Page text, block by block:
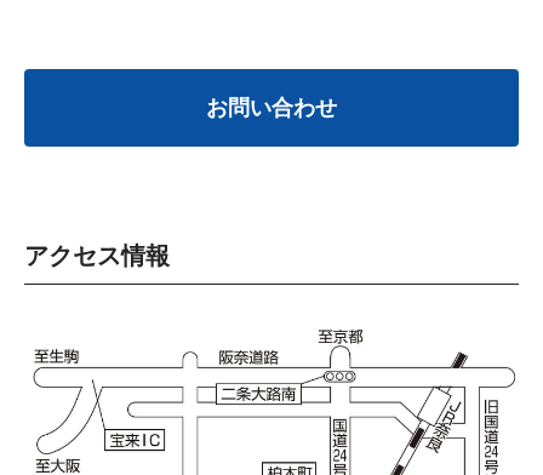
お問い合わせ
アクセス情報